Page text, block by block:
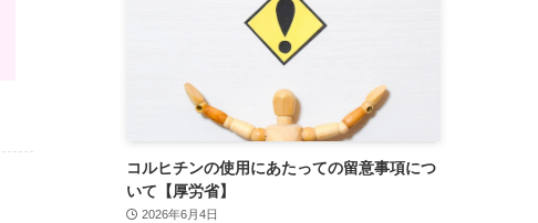
コルヒチンの使用にあたっての留意事項につ
いて【厚労省】
2026年6月4日